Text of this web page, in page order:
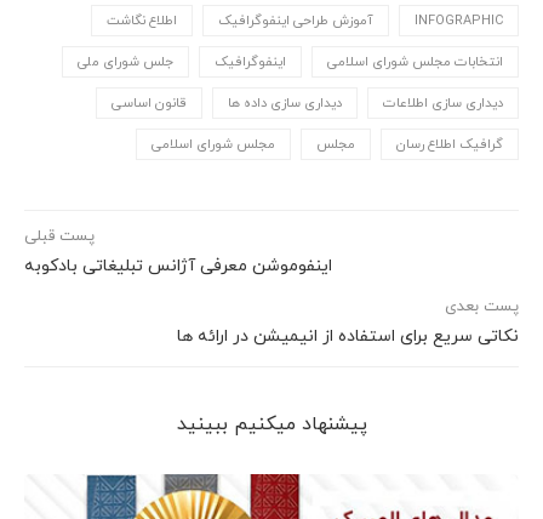
INFOGRAPHIC آموزش طراحی اینفوگرافیک اطلاع نگاشت
انتخابات مجلس شورای اسلامی اینفوگرافیک جلس شورای ملی
دیداری سازی اطلاعات دیداری سازی داده ها قانون اساسی
گرافیک اطلاع رسان مجلس مجلس شورای اسلامی
پست قبلی
اینفوموشن معرفی آژانس تبلیغاتی بادکوبه
پست بعدی
نکاتی سریع برای استفاده از انیمیشن در ارائه ها
پیشنهاد می‎کنیم ببینید